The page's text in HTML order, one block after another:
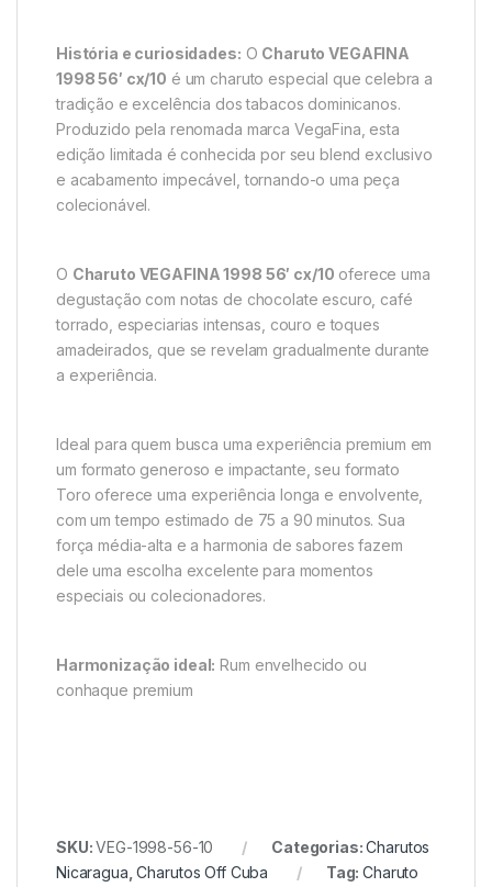
História e curiosidades: O Charuto VEGAFINA
1998 56′ cx/10 é um charuto especial que celebra a
tradição e excelência dos tabacos dominicanos.
Produzido pela renomada marca VegaFina, esta
edição limitada é conhecida por seu blend exclusivo
e acabamento impecável, tornando-o uma peça
colecionável.
O Charuto VEGAFINA 1998 56′ cx/10 oferece uma
degustação com notas de chocolate escuro, café
torrado, especiarias intensas, couro e toques
amadeirados, que se revelam gradualmente durante
a experiência.
Ideal para quem busca uma experiência premium em
um formato generoso e impactante, seu formato
Toro oferece uma experiência longa e envolvente,
com um tempo estimado de 75 a 90 minutos. Sua
força média-alta e a harmonia de sabores fazem
dele uma escolha excelente para momentos
especiais ou colecionadores.
Harmonização ideal: Rum envelhecido ou
conhaque premium
SKU:VEG-1998-56-10 Categorias:Charutos
Nicaragua ,Charutos Off Cuba Tag:Charuto